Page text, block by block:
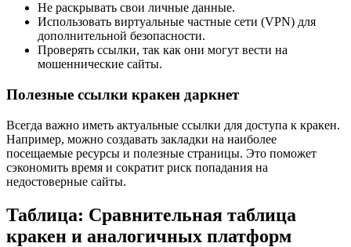
Не раскрывать свои личные данные.
Использовать виртуальные частные сети (VPN) для
дополнительной безопасности.
Проверять ссылки, так как они могут вести на
мошеннические сайты.
Полезные ссылки кракен даркнет
Всегда важно иметь актуальные ссылки для доступа к кракен.
Например, можно создавать закладки на наиболее
посещаемые ресурсы и полезные страницы. Это поможет
сэкономить время и сократит риск попадания на
недостоверные сайты.
Таблица: Сравнительная таблица
кракен и аналогичных платформ